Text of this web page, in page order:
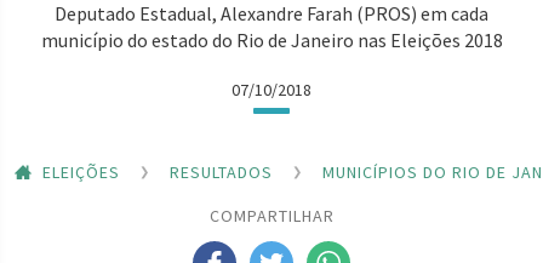
Deputado Estadual, Alexandre Farah (PROS) em cada
município do estado do Rio de Janeiro nas Eleições 2018
07/10/2018
ELEIÇÕES RESULTADOS
MUNICÍPIOS DO RIO DE
COMPARTILHAR